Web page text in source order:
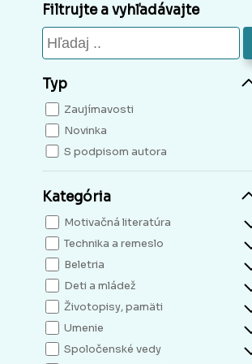
Filtrujte a vyhľadávajte
Typ
Zaujímavosti
Novinka
S podpisom autora
Kategória
Motivačná literatúra
Technika a remeslo
Beletria
Deti a mládež
Životopisy, pamäti
Umenie
Spoločenské vedy